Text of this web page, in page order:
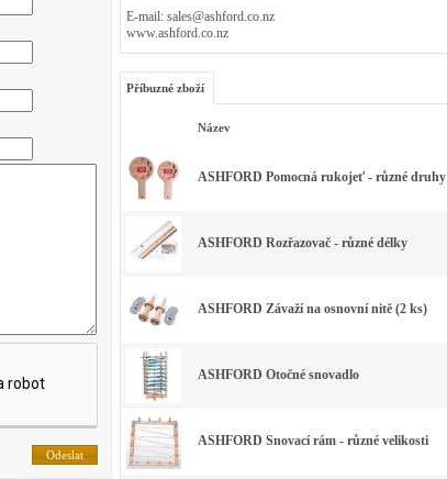
E-mail: sales@ashford.co.nz
www.ashford.co.nz
Příbuzné zboží
Název
ASHFORD Pomocná rukojeť - různé druhy
ASHFORD Rozřazovač - různé délky
ASHFORD Závaží na osnovní nitě (2 ks)
ASHFORD Otočné snovadlo
ASHFORD Snovací rám - různé velikosti